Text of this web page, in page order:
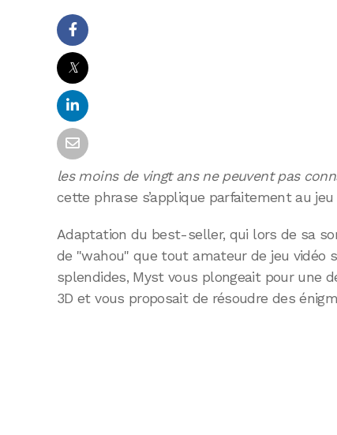
𝕏
les moins de vingt ans ne peuvent pas
cette phrase s’applique parfaitement au
Adaptation du best-seller, qui lors de sa
de "wahou" que tout amateur de jeu vidéo
splendides, Myst vous plongeait pour une
3D et vous proposait de résoudre des